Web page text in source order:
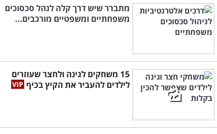
מתברר שיש דרך קלה לנהל סכסוכים
משפחתיים ומשפטיים מורכבים...
15 משחקים לגינה ולחצר שעוזרים
לילדים להעביר את הקיץ בכיף